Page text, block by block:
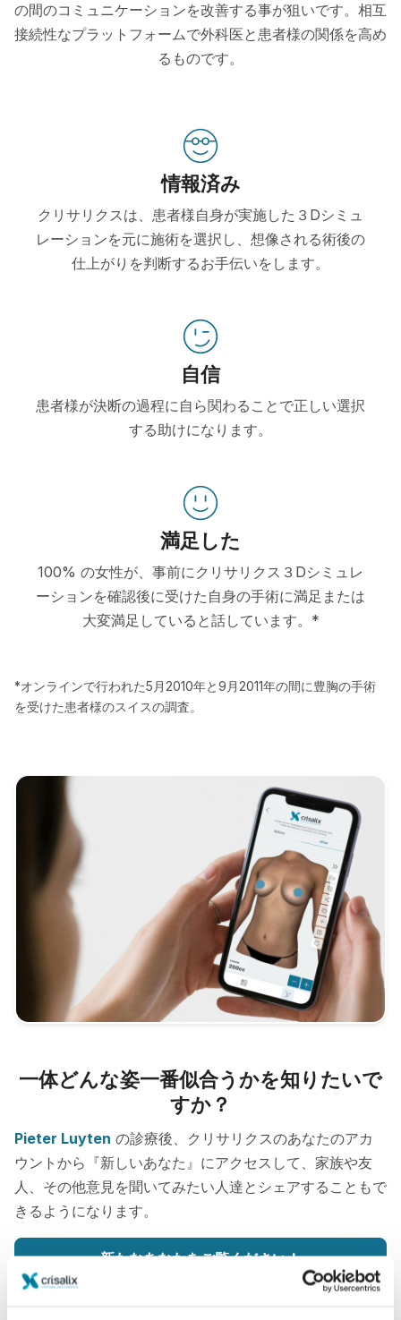
の間のコミュニケーションを改善する事が狙いです。相互
接続性なプラットフォームで外科医と患者様の関係を高め
るものです。
情報済み
クリサリクスは、患者様自身が実施した３Dシミュ
レーションを元に施術を選択し、想像される術後の
仕上がりを判断するお手伝いをします。
自信
患者様が決断の過程に自ら関わることで正しい選択
する助けになります。
満足した
100% の女性が、事前にクリサリクス３Dシミュレ
ーションを確認後に受けた自身の手術に満足または
大変満足していると話しています。*
*オンラインで行われた5月2010年と9月2011年の間に豊胸の手術
を受けた患者様のスイスの調査。
一体どんな姿一番似合うかを知りたいで
すか？
Pieter Luyten の診療後、クリサリクスのあなたのアカ
ウントから『新しいあなた』にアクセスして、家族や友
人、その他意見を聞いてみたい人達とシェアすることもで
きるようになります。
新たなあなたをご覧ください！